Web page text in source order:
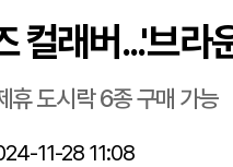
래버...'브라
휴 도시락 6종 구매 가능
11-28 11:08